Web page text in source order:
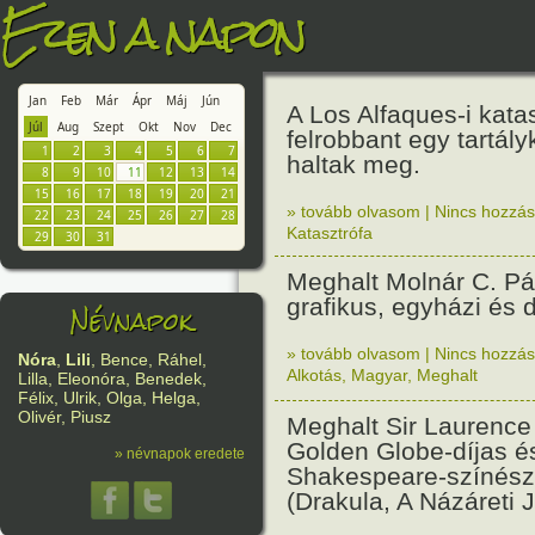
Ezen a napon
Jan Feb Már Ápr Máj
Jún
Júl
Aug Szept Okt Nov
Dec
1
2 3 4 5 6
7
8
9 10 11 12 13
14
15
16 17 18 19 20
21
22
23 24 25 26 27
28
29
30 31
Névnapok
Nóra, Lili, Bence, Ráhel,
Lilla, Eleonóra, Benedek,
Félix, Ulrik, Olga, Helga,
Olivér, Piusz
» névnapok eredete
A Los Alfaques-i
felrobbant egy
haltak meg.
» tovább olvasom | Nincs
Katasztrófa
Meghalt Molnár C.
grafikus, egyházi és
» tovább olvasom | Nincs
Alkotás Magyar, Meghalt
Meghalt Sir
Golden Globe-díjas
Shakespeare-
(Drakula, A Názáreti